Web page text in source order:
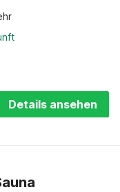
Details ansehen